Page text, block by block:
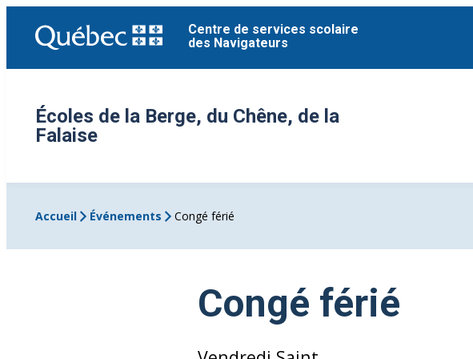
contenu
Centre de services scolaire
des Navigateurs
Écoles de la Berge, du Chêne, de la
Falaise
Accueil Événements Congé férié
Congé férié